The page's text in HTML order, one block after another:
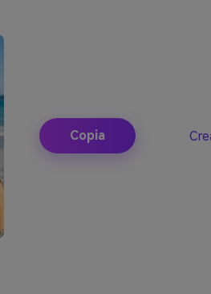
Copia